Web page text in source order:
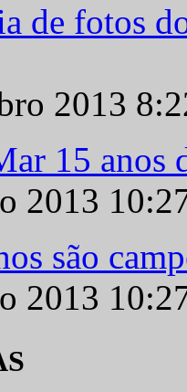
de fotos
2013
15 anos
2013
são
2013